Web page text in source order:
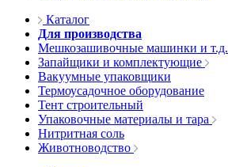
Каталог
Для производства
Мешкозашивочные машинки и т.д.
Запайщики и комплектующие
Вакуумные упаковщики
Термоусадочное оборудование
Тент строительный
Упаковочные материалы и тара
Нитритная соль
Животноводство